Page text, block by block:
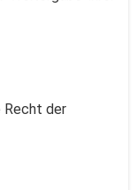
Recht der